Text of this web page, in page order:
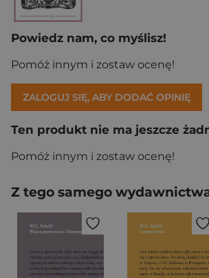
Powiedz nam, co myślisz!
Pomóż innym i zostaw ocenę!
ZALOGUJ SIĘ, ABY DODAĆ OPINIĘ
Ten produkt nie ma jeszcze
Pomóż innym i zostaw ocenę!
Z tego samego